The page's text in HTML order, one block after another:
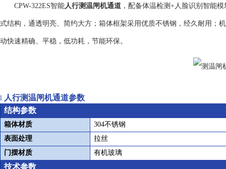
CPW-322ES智能人行测温闸机通道 ，配备体温检测 +人脸识别智能
式结构，通透明亮、简约大方；箱体框架采用优质不锈钢，经久耐用；
动快速精确、平稳，低功耗，节能环保。
l 人行测温闸机通道参数
结构参数
箱体材质 304不锈钢
表面处理
拉丝
门摆材质
有机玻璃
技术参数